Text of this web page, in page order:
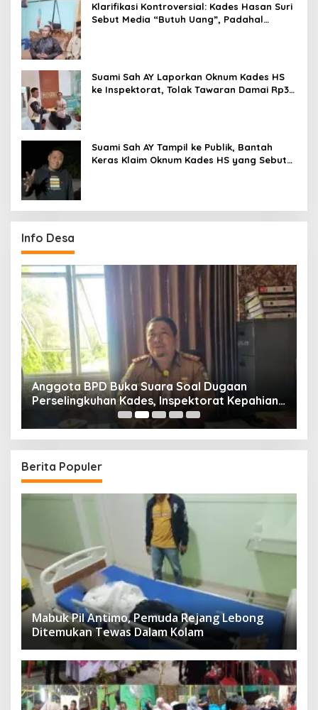
Klarifikasi Kontroversial: Kades Hasan Suri
Sebut Media “Butuh Uang”, Padahal
Suami Sah AY Laporkan Oknum Kades HS
ke Inspektorat, Tolak Tawaran Damai Rp3
Suami Sah AY Tampil ke Publik, Bantah
Keras Klaim Oknum Kades HS yang Sebut
Info Desa
Anggota BPD Buka Suara Soal Dugaan
Perselingkuhan Kades, Inspektorat Kepahiang
Pastikan Akan Panggil Kades Suro Muncar
Berita Populer
Mabuk Pil Antimo, Pemuda Rejang Lebong
Ditemukan Tewas Dalam Kolam